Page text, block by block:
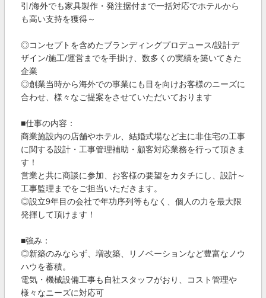
引/海外でも家具製作・発注据付まで一括対応でホテルから
も高い支持を獲得～
◎コンセプトを含めたブランディングプロデュース/設計デ
ザイン/施工/運営までを手掛け、数多くの実績を築いてきた
企業
◎創業当時から海外での事業にも目を向けお客様のニーズに
合わせ、様々なご提案をさせていただいております
■仕事の内容：
商業施設内の店舗やホテル、結婚式場など主に非住宅の工事
に関する設計・工事管理補助・顧客対応業務を行って頂きま
す！
営業と共に商談に参加、お客様の要望をカタチにし、設計～
工事監理までをご担当いただきます。
◎設立9年目の会社で年功序列等もなく、個人の力を最大限
発揮して頂けます！
■強み：
◎新築のみならず、増改築、リノベーションなど豊富なノウ
ハウを蓄積。
電気・機械設備工事も自社スタッフがおり、コスト管理や
様々なニーズに対応可